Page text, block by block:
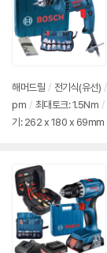
해머드릴 / 전기식(유선) /
pm / 최대토크: 1.5Nm /
기: 262 x 180 x 69mm